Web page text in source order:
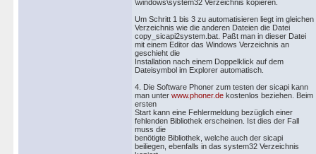
\windows\system32 Verzeichnis kopieren.
Um Schritt 1 bis 3 zu automatisieren liegt im gleichen
Verzeichnis wie die anderen Dateien die Datei
copy_sicapi2system.bat. Paßt man in dieser Datei
mit einem Editor das Windows Verzeichnis an
geschieht die
Installation nach einem Doppelklick auf dem
Dateisymbol im Explorer automatisch.
4. Die Software Phoner zum testen der sicapi kann
man unter www.phoner.de kostenlos beziehen. Beim
ersten
Start kann eine Fehlermeldung bezüglich einer
fehlenden Bibliothek erscheinen. Ist dies der Fall
muss die
benötigte Bibliothek, welche auch der sicapi
beiliegen, ebenfalls in das system32 Verzeichnis